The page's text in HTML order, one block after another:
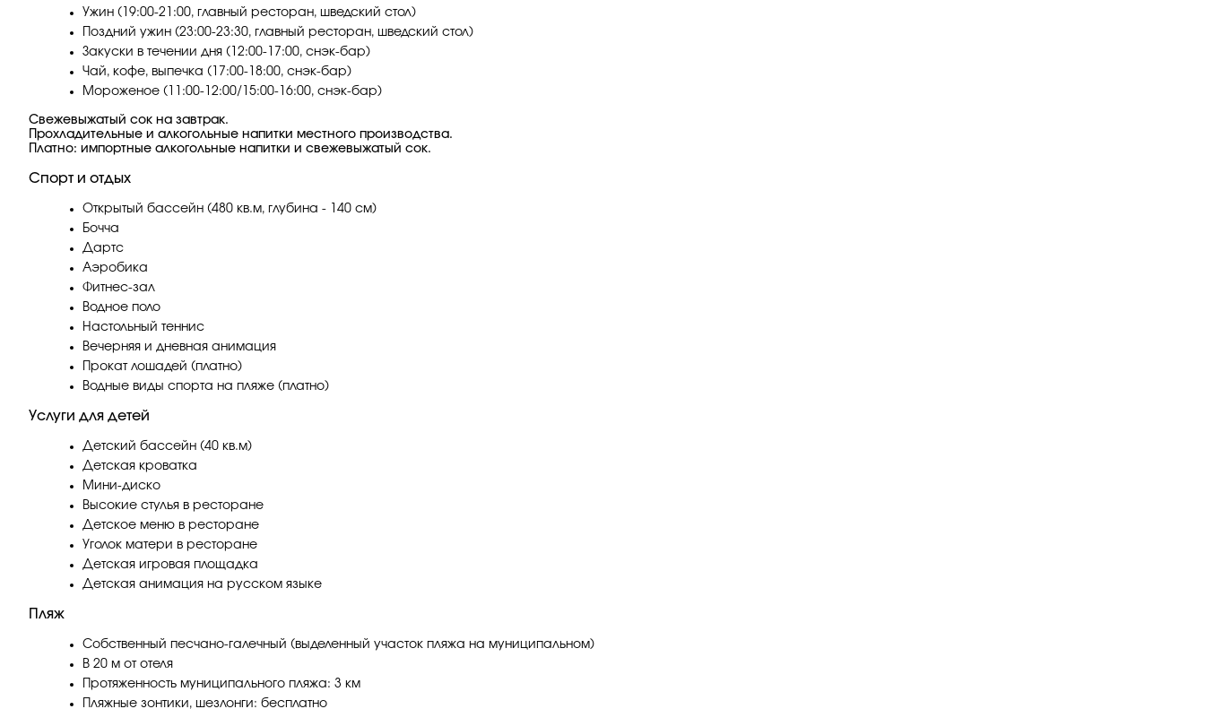
Ужин (19:00-21:00, главный ресторан, шведский стол)
Поздний ужин (23:00-23:30, главный ресторан, шведский стол)
Закуски в течении дня (12:00-17:00, снэк-бар)
Чай, кофе, выпечка (17:00-18:00, снэк-бар)
Мороженое (11:00-12:00/15:00-16:00, снэк-бар)
Свежевыжатый сок на завтрак.
Прохладительные и алкогольные напитки местного производства.
Платно: импортные алкогольные напитки и свежевыжатый сок.
Спорт и отдых
Открытый бассейн (480 кв.м, глубина - 140 см)
Бочча
Дартс​
Аэробика
Фитнес-зал
Водное поло
Настольный теннис
Вечерняя и дневная анимация
Прокат лошадей (платно)
Водные виды спорта на пляже (платно)
Услуги для детей
Детский бассейн (40 кв.м)
Детская кроватка
​Мини-диско
​Высокие стулья в ресторане
Детское меню в ресторане
​Уголок матери в ресторане
​Детская игровая площадка
Детская анимация на русском языке
Пляж
Собственный песчано-галечный (выделенный участок пляжа на муниципальном)
В 20 м от отеля
Протяженность муниципального пляжа: 3 км
Пляжные зонтики, шезлонги: бесплатно